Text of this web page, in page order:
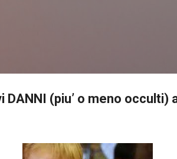
(piu’ o meno occulti)